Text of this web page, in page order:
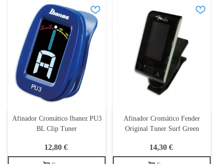
Afinador Cromático Ibanez PU3
BL Clip Tuner
12,80 €
Afinador Cromático Fender
Original Tuner Surf Green
14,30 €